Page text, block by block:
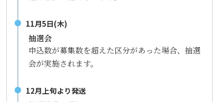
11月5日(木)
抽選会
申込数が募集数を超えた区分があった場合、抽選
会が実施されます。
12月上旬より発送